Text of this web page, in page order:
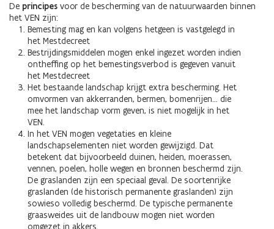
De principes voor de bescherming van de natuurwaarden binnen
het VEN zijn:
Bemesting mag en kan volgens hetgeen is vastgelegd in
het Mestdecreet
Bestrijdingsmiddelen mogen enkel ingezet worden indien
ontheffing op het bemestingsverbod is gegeven vanuit
het Mestdecreet
Het bestaande landschap krijgt extra bescherming. Het
omvormen van akkerranden, bermen, bomenrijen… die
mee het landschap vorm geven, is niet mogelijk in het
VEN.
In het VEN mogen vegetaties en kleine
landschapselementen niet worden gewijzigd. Dat
betekent dat bijvoorbeeld duinen, heiden, moerassen,
vennen, poelen, holle wegen en bronnen beschermd zijn.
De graslanden zijn een speciaal geval. De soortenrijke
graslanden (de historisch permanente graslanden) zijn
sowieso volledig beschermd. De typische permanente
graasweides uit de landbouw mogen niet worden
omgezet in akkers.